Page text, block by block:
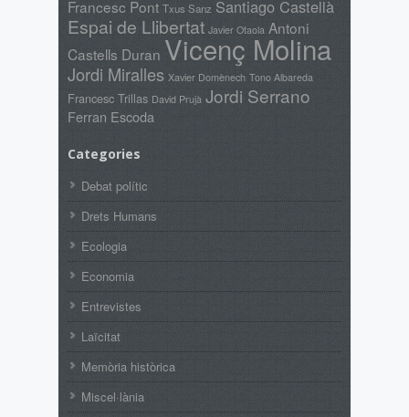
Francesc Pont Txus Sanz Santiago Castellà
Espai de Llibertat Javier Otaola Antoni
Castells Duran Vicenç Molina
Jordi Miralles Xavier Domènech Tono Albareda
Francesc Trillas David Prujà Jordi Serrano
Ferran Escoda
Categories
Debat polític
Drets Humans
Ecologia
Economia
Entrevistes
Laïcitat
Memòria històrica
Miscel·lània